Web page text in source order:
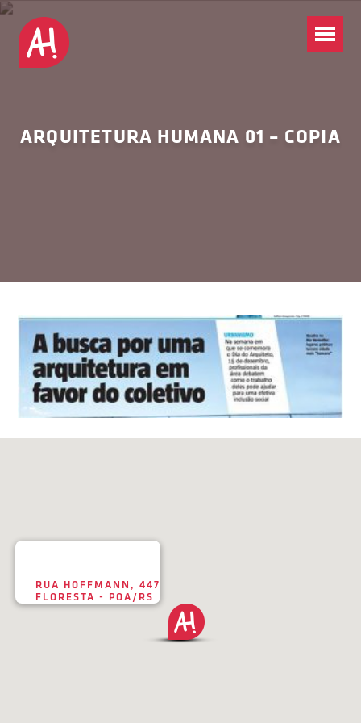
ARQUITETURA HUMANA 01 – COPIA
RUA HOFFMANN, 447
FLORESTA - POA/RS